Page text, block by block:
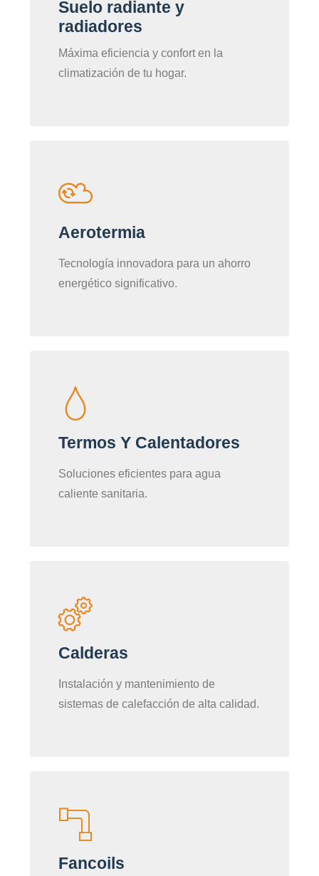
Suelo radiante y
radiadores
Máxima eficiencia y confort en la
climatización de tu hogar.
Aerotermia
Tecnología innovadora para un ahorro
energético significativo.
Termos Y Calentadores
Soluciones eficientes para agua
caliente sanitaria.
Calderas
Instalación y mantenimiento de
sistemas de calefacción de alta calidad.
Fancoils